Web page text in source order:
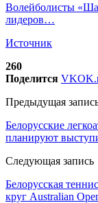
Волейболисты
лидеров…
Источник
260
Поделится VK
Предыдущая
Белорусские
планируют
Следующая запись
Белорусская
круг Australian